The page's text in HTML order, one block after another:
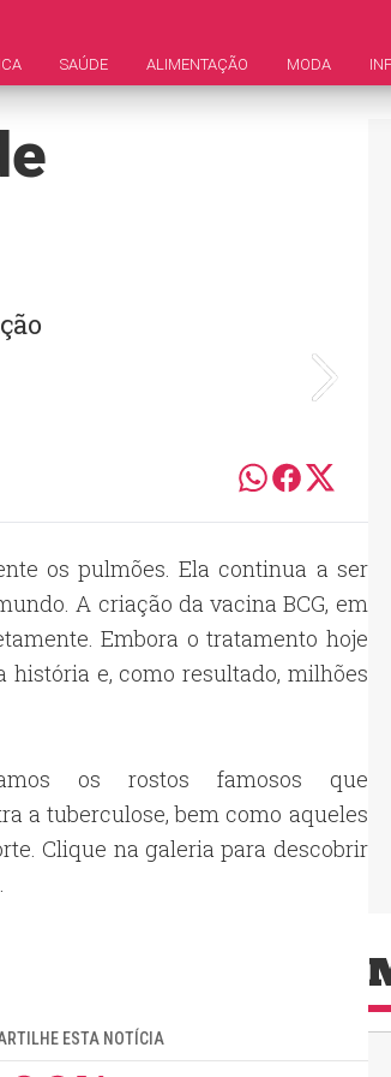
SAÚDE ALIMENTAÇÃO MODA
os pulmões. Ela continua a ser
A criação da vacina BCG, em
Embora o tratamento hoje
história e, como resultado, milhões
os rostos famosos que
a tuberculose, bem como aqueles
Clique na galeria para descobrir
ESTA NOTÍCIA